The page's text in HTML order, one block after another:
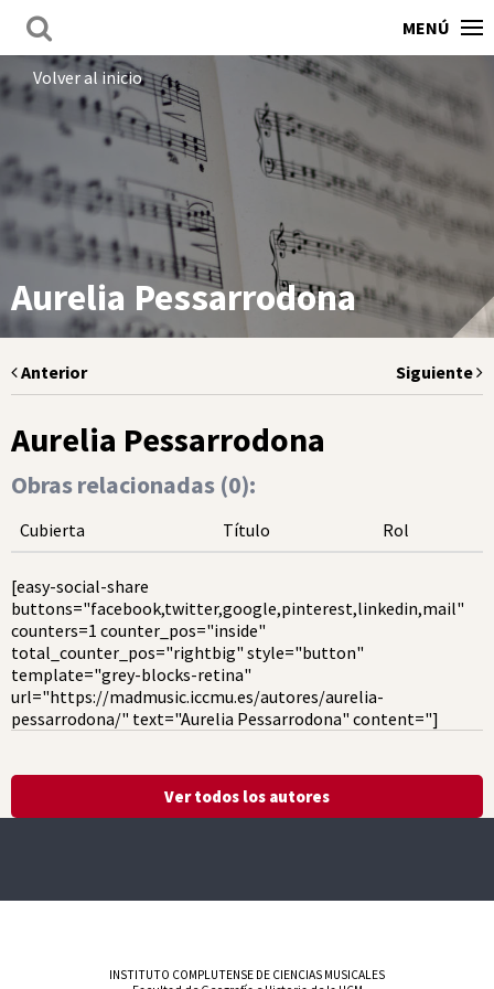
MENÚ
Volver al inicio
Aurelia Pessarrodona
Anterior Siguiente
Aurelia Pessarrodona
Obras relacionadas (0):
Cubierta Título Rol
[easy-social-share
buttons="facebook,twitter,google,pinterest,linkedin,mail"
counters=1 counter_pos="inside"
total_counter_pos="rightbig" style="button"
template="grey-blocks-retina"
url="https://madmusic.iccmu.es/autores/aurelia-
pessarrodona/" text="Aurelia Pessarrodona" content="]
Ver todos los autores
INSTITUTO COMPLUTENSE DE CIENCIAS MUSICALES